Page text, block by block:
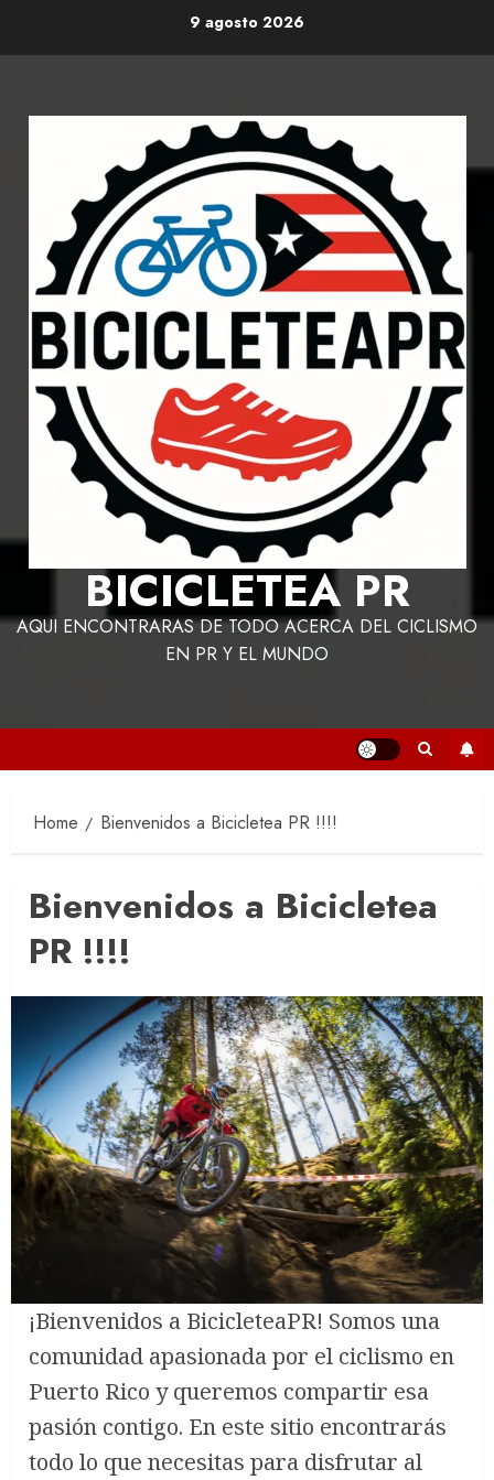
9 agosto 2026
BICICLETEA PR
AQUI ENCONTRARAS DE TODO ACERCA DEL CICLISMO
EN PR Y EL MUNDO
Home Bienvenidos a Bicicletea PR !!!!
Bienvenidos a Bicicletea
PR !!!!
¡Bienvenidos a BicicleteaPR! Somos una
comunidad apasionada por el ciclismo en
Puerto Rico y queremos compartir esa
pasión contigo. En este sitio encontrarás
todo lo que necesitas para disfrutar al